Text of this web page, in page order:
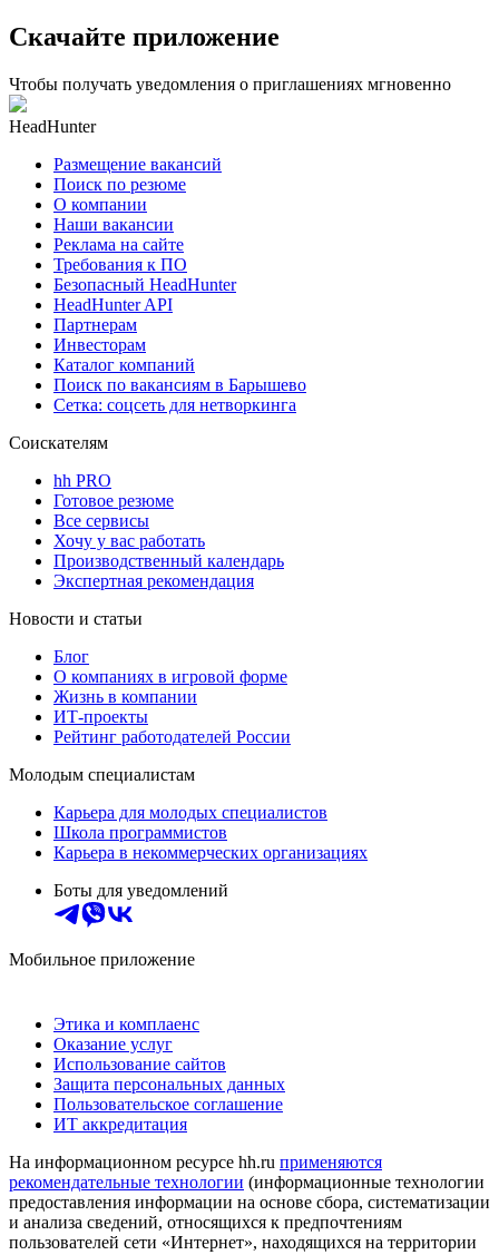
Скачайте приложение
Чтобы получать уведомления о приглашениях мгновенно
HeadHunter
Размещение вакансий
Поиск по резюме
О компании
Наши вакансии
Реклама на сайте
Требования к ПО
Безопасный HeadHunter
HeadHunter API
Партнерам
Инвесторам
Каталог компаний
Поиск по вакансиям в Барышево
Сетка: соцсеть для нетворкинга
Соискателям
hh PRO
Готовое резюме
Все сервисы
Хочу у вас работать
Производственный календарь
Экспертная рекомендация
Новости и статьи
Блог
О компаниях в игровой форме
Жизнь в компании
ИТ-проекты
Рейтинг работодателей России
Молодым специалистам
Карьера для молодых специалистов
Школа программистов
Карьера в некоммерческих организациях
Боты для уведомлений
Мобильное приложение
Этика и комплаенс
Оказание услуг
Использование сайтов
Защита персональных данных
Пользовательское соглашение
ИТ аккредитация
На информационном ресурсе hh.ru применяются
рекомендательные технологии (информационные технологии
предоставления информации на основе сбора, систематизации
и анализа сведений, относящихся к предпочтениям
пользователей сети «Интернет», находящихся на территории